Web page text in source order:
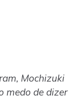
Mochizuki
medo de dizer